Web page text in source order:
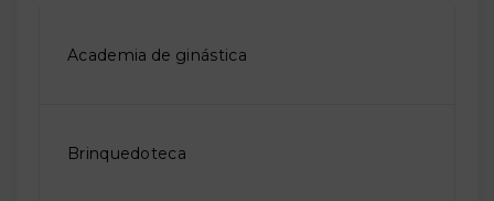
Academia de ginástica
Brinquedoteca